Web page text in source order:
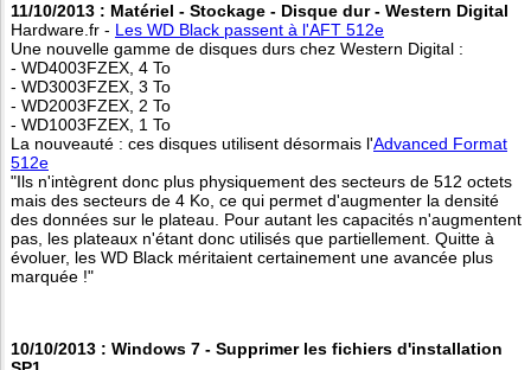
11/10/2013 : Matériel - Stockage - Disque dur - Western Digital
Hardware.fr - Les WD Black passent à l'AFT 512e
Une nouvelle gamme de disques durs chez Western Digital :
- WD4003FZEX, 4 To
- WD3003FZEX, 3 To
- WD2003FZEX, 2 To
- WD1003FZEX, 1 To
La nouveauté : ces disques utilisent désormais l'Advanced Format
512e
"Ils n'intègrent donc plus physiquement des secteurs de 512 octets
mais des secteurs de 4 Ko, ce qui permet d'augmenter la densité
des données sur le plateau. Pour autant les capacités n'augmentent
pas, les plateaux n'étant donc utilisés que partiellement. Quitte à
évoluer, les WD Black méritaient certainement une avancée plus
marquée !"
10/10/2013 : Windows 7 - Supprimer les fichiers d'installation